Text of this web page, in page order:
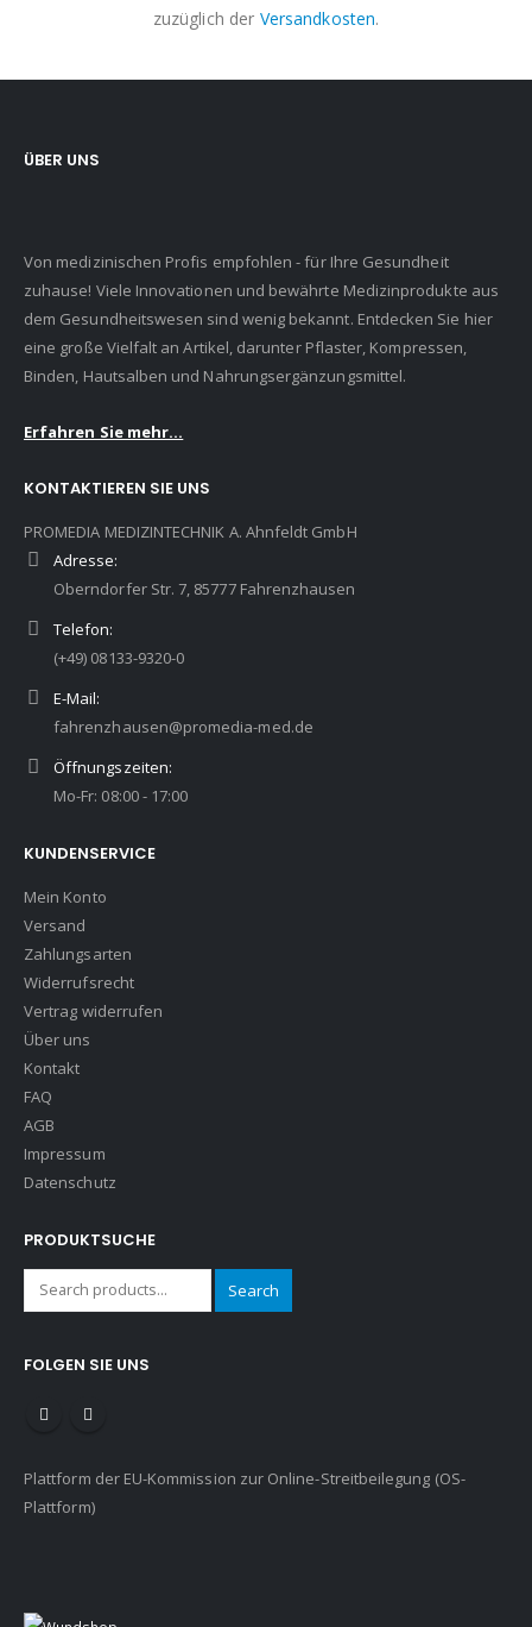
zuzüglich der Versandkosten.
ÜBER UNS
Von medizinischen Profis empfohlen - für Ihre Gesundheit
zuhause! Viele Innovationen und bewährte Medizinprodukte aus
dem Gesundheitswesen sind wenig bekannt. Entdecken Sie hier
eine große Vielfalt an Artikel, darunter Pflaster, Kompressen,
Binden, Hautsalben und Nahrungsergänzungsmittel.
Erfahren Sie mehr...
KONTAKTIEREN SIE UNS
PROMEDIA MEDIZINTECHNIK A. Ahnfeldt GmbH
Adresse:
Oberndorfer Str. 7, 85777 Fahrenzhausen
Telefon:
(+49) 08133-9320-0
E-Mail:
fahrenzhausen@promedia-med.de
Öffnungszeiten:
Mo-Fr: 08:00 - 17:00
KUNDENSERVICE
Mein Konto
Versand
Zahlungsarten
Widerrufsrecht
Vertrag widerrufen
Über uns
Kontakt
FAQ
AGB
Impressum
Datenschutz
PRODUKTSUCHE
Search
FOLGEN SIE UNS
Plattform der EU-Kommission zur Online-Streitbeilegung (OS-
Plattform)